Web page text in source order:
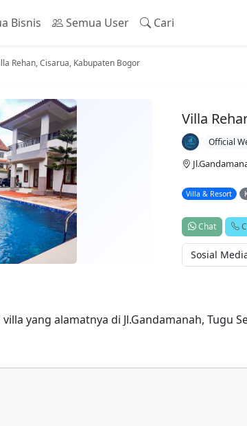
Bisnis Semua User Cari
Rehan, Cisarua, Kabupaten Bogor
Villa
Official
Villa & Resort
Chat
Sosial
yang alamatnya di Jl.Gandamanah, Tugu